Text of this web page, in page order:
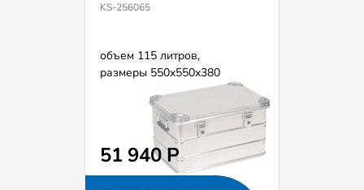
KS-256065
объем 115 литров,
размеры 550х550х380
51 940 Р